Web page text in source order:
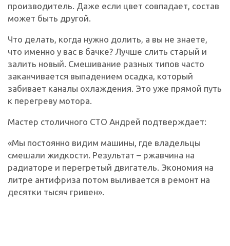
производитель. Даже если цвет совпадает, состав
может быть другой.
Что делать, когда нужно долить, а вы не знаете,
что именно у вас в бачке? Лучше слить старый и
залить новый. Смешивание разных типов часто
заканчивается выпадением осадка, который
забивает каналы охлаждения. Это уже прямой путь
к перегреву мотора.
Мастер столичного СТО Андрей подтверждает:
«Мы постоянно видим машины, где владельцы
смешали жидкости. Результат – ржавчина на
радиаторе и перегретый двигатель. Экономия на
литре антифриза потом выливается в ремонт на
десятки тысяч гривен».